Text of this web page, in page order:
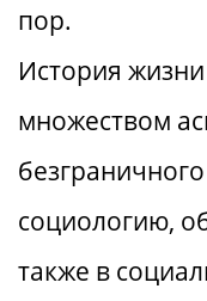
пор.
История
множеством
социологию,
также в